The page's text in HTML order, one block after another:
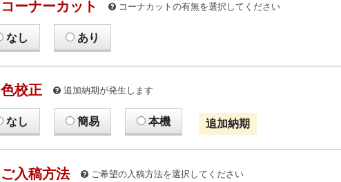
コーナーカット コーナカットの有無を選択してください
なし あり
色校正 追加納期が発生します
なし 簡易 本機 追加納期
ご入稿方法 ご希望の入稿方法を選択してください